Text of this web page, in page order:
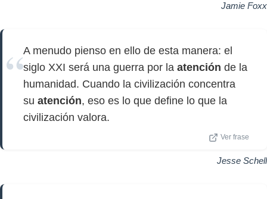
Jamie Foxx
A menudo pienso en ello de esta manera: el
siglo XXI será una guerra por la atención de la
humanidad. Cuando la civilización concentra
su atención, eso es lo que define lo que la
civilización valora.
Ver frase
Jesse Schell